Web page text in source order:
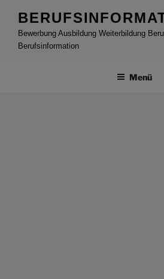
Inhalt
springenBewerbung Ausbildung Weiterbildung
Berufsinformation
Menü